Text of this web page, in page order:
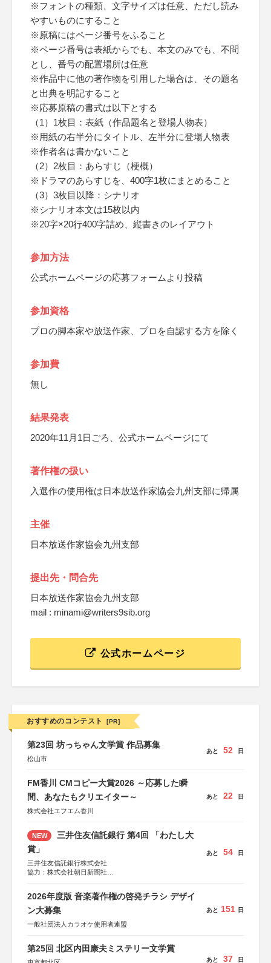
※フォントの種類、文字サイズは任意、ただし読み
やすいものにすること
※原稿にはページ番号をふること
※ページ番号は表紙からでも、本文のみでも、不問
とし、番号の配置場所は任意
※作品中に他の著作物を引用した場合は、その題名
と出典を明記すること
※応募原稿の書式は以下とする
（1）1枚目：表紙（作品題名と登場人物表）
※用紙の右半分にタイトル、左半分に登場人物表
※作者名は書かないこと
（2）2枚目：あらすじ（梗概）
※ドラマのあらすじを、400字1枚にまとめること
（3）3枚目以降：シナリオ
※シナリオ本文は15枚以内
※20字×20行400字詰め、縦書きのレイアウト
参加方法
公式ホームページの応募フォームより投稿
参加資格
プロの脚本家や放送作家、プロを自認する方を除く
参加費
無し
結果発表
2020年11月1日ごろ、公式ホームページにて
著作権の扱い
入選作の使用権は日本放送作家協会九州支部に帰属
主催
日本放送作家協会九州支部
提出先・問合先
日本放送作家協会九州支部
mail : minami@writers9sib.org
公式ホームページ
おすすめのコンテスト [PR]
第23回 坊っちゃん文学賞 作品募集
松山市
あと 52 日
FM香川 CMコピー大賞2026 ～応募した瞬
間、あなたもクリエイター～
株式会社エフエム香川
あと 22 日
NEW
三井住友信託銀行 第4回 「わたし大
賞」
三井住友信託銀行株式会社
協力：株式会社朝日新聞社
あと 54 日
2026年度版 音楽著作権の啓発チラシ デザイ
ン大募集
一般社団法人カラオケ使用者連盟
あと 151 日
第25回 北区内田康夫ミステリー文学賞
あと 37 日